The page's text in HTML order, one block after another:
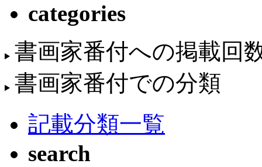
categories
書画家番付への掲載回
書画家番付での分類
記載分類一覧
search